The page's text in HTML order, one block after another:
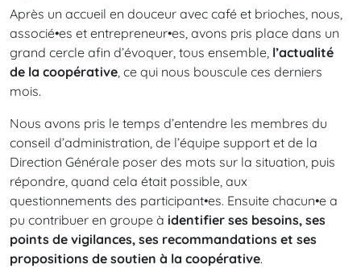
Après un accueil en douceur avec café et brioches, nous,
associé•es et entrepreneur•es, avons pris place dans un
grand cercle afin d’évoquer, tous ensemble, l’actualité
de la coopérative , ce qui nous bouscule ces derniers
mois.
Nous avons pris le temps d’entendre les membres du
conseil d’administration, de l’équipe support et de la
Direction Générale poser des mots sur la situation, puis
répondre, quand cela était possible, aux
questionnements des participant•es. Ensuite chacun•e a
pu contribuer en groupe à identifier ses besoins, ses
points de vigilances, ses recommandations et ses
propositions de soutien à la coopérative.